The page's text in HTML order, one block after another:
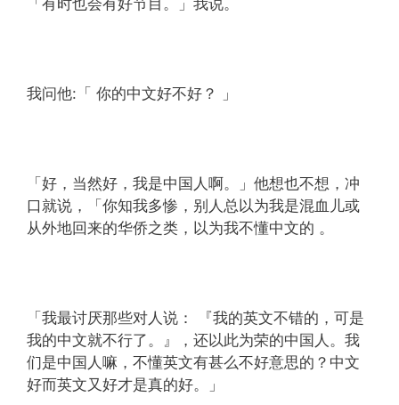
「有时也会有好节目。」我说。
我问他:「 你的中文好不好？ 」
「好，当然好，我是中国人啊。」他想也不想，冲
口就说，「你知我多惨，别人总以为我是混血儿或
从外地回来的华侨之类，以为我不懂中文的 。
「我最讨厌那些对人说： 『我的英文不错的，可是
我的中文就不行了。』，还以此为荣的中国人。我
们是中国人嘛，不懂英文有甚么不好意思的？中文
好而英文又好才是真的好。」